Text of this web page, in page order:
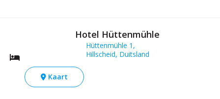
Hotel Hüttenmühle
Hüttenmühle 1,
Hillscheid, Duitsland
Kaart